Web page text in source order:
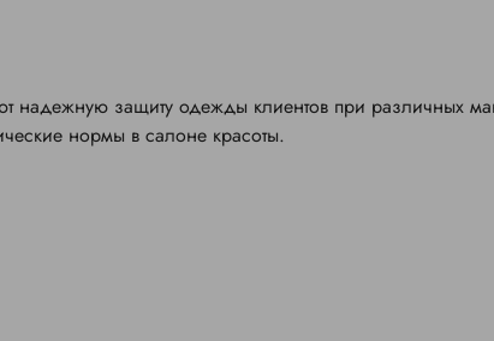
надежную защиту одежды клиентов при различных
нормы в салоне красоты.